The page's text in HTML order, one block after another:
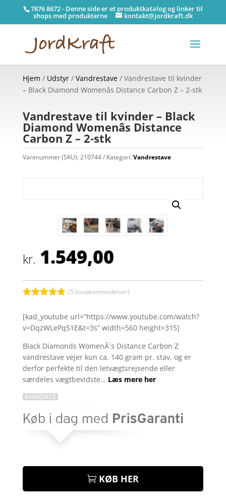
7876 8672 - Denne side er et produktkatalog og linker til
shops med produkterne kontakt@jordkraft.dk
Hjem / Udstyr/ Vandrestave/ Vandrestave til kvinder
– Black Diamond Womenâs Distance Carbon Z – 2-stk
Vandrestave til kvinder – Black
Diamond Womenâs Distance
Carbon Z – 2-stk
Varenummer (SKU):210744 Kategori:Vandrestave
kr. 1.549,00
af 5
baseret på
melser
(5 kundeanmeldelser)
[kad_youtube url=”https://www.youtube.com/watch?
v=DqzWLePq51E&t=3s” width=560 height=315]
Black Diamonds WomenÂ´s Distance Carbon Z
vandrestave vejer kun ca. 140 gram pr. stav, og er
derfor perfekte til den letvægtsrejsende eller
særdeles vægtbevidste… Læs mere her
KØB HER